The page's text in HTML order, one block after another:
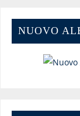
NUOVO